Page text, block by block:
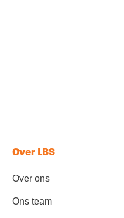
Over LBS
Over ons
Ons team